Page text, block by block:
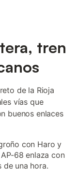
tren
de la Rioja
vías que
buenos enlaces
con Haro y
68 enlaza con
de una hora.